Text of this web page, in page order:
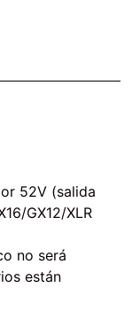
52V (salida
GX12/XLR
no será
están